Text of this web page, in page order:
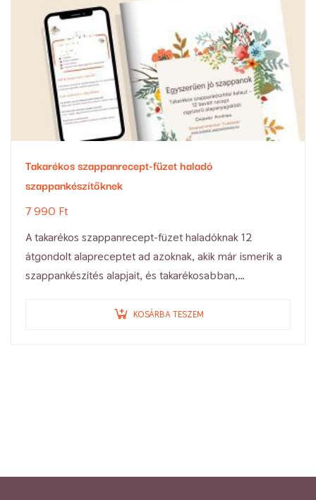
Takarékos szappanrecept-füzet haladó
szappankészítőknek
7 990 Ft
A takarékos szappanrecept-füzet haladóknak 12
átgondolt alapreceptet ad azoknak, akik már ismerik a
szappankészítés alapjait, és takarékosabban,
KOSÁRBA TESZEM